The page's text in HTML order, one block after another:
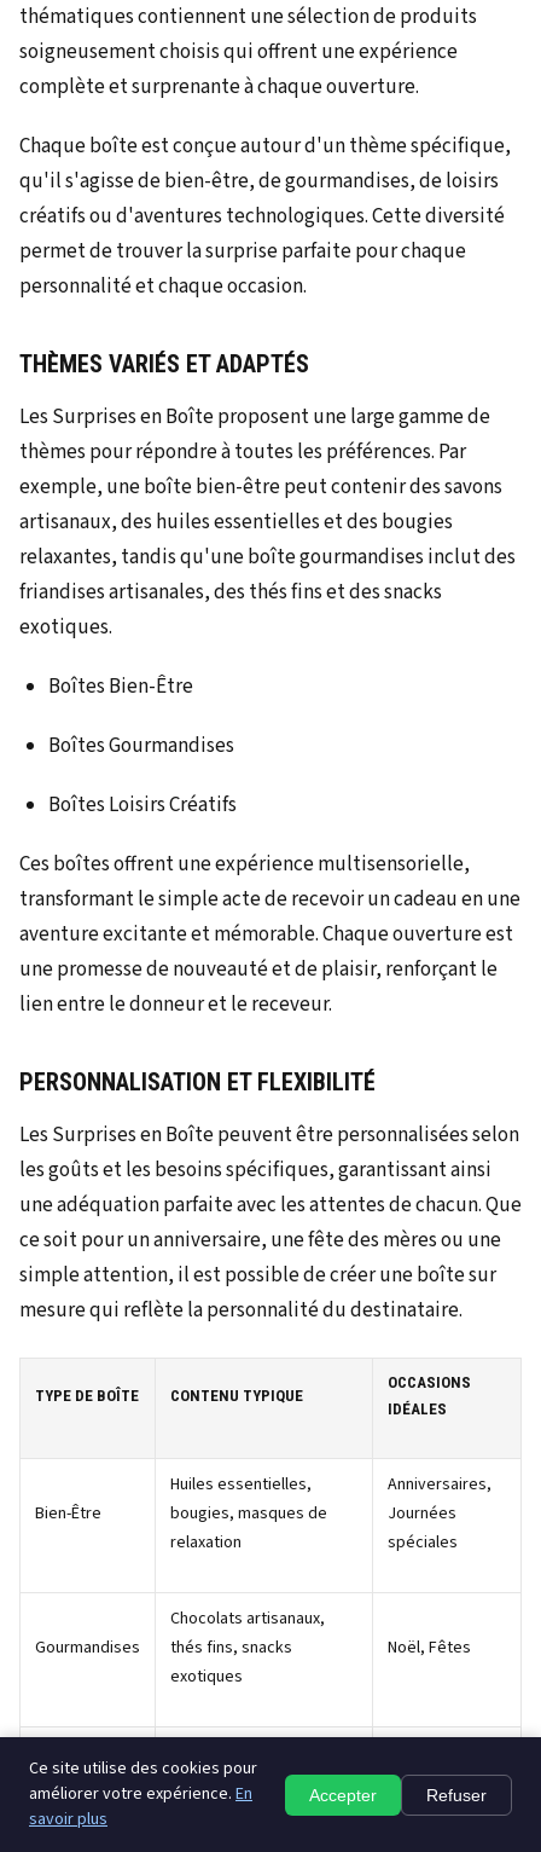
thématiques contiennent une sélection de produits
soigneusement choisis qui offrent une expérience
complète et surprenante à chaque ouverture.
Chaque boîte est conçue autour d'un thème spécifique,
qu'il s'agisse de bien-être, de gourmandises, de loisirs
créatifs ou d'aventures technologiques. Cette diversité
permet de trouver la surprise parfaite pour chaque
personnalité et chaque occasion.
THÈMES VARIÉS ET ADAPTÉS
Les Surprises en Boîte proposent une large gamme de
thèmes pour répondre à toutes les préférences. Par
exemple, une boîte bien-être peut contenir des savons
artisanaux, des huiles essentielles et des bougies
relaxantes, tandis qu'une boîte gourmandises inclut des
friandises artisanales, des thés fins et des snacks
exotiques.
Boîtes Bien-Être
Boîtes Gourmandises
Boîtes Loisirs Créatifs
Ces boîtes offrent une expérience multisensorielle,
transformant le simple acte de recevoir un cadeau en une
aventure excitante et mémorable. Chaque ouverture est
une promesse de nouveauté et de plaisir, renforçant le
lien entre le donneur et le receveur.
PERSONNALISATION ET FLEXIBILITÉ
Les Surprises en Boîte peuvent être personnalisées selon
les goûts et les besoins spécifiques, garantissant ainsi
une adéquation parfaite avec les attentes de chacun. Que
ce soit pour un anniversaire, une fête des mères ou une
simple attention, il est possible de créer une boîte sur
mesure qui reflète la personnalité du destinataire.
TYPE DE BOÎTE CONTENU TYPIQUE
OCCASIONS
IDÉALES
Bien-Être
Huiles essentielles,
bougies, masques de
relaxation
Anniversaires,
Journées
spéciales
Gourmandises
Chocolats artisanaux,
thés fins, snacks
exotiques
Noël, Fêtes
Loisirs
Créatifs
fournitures artistiques,
Cadeaux
étudiants
Ce site utilise des cookies pour
améliorer votre expérience. En
savoir plus
Accepter Refuser